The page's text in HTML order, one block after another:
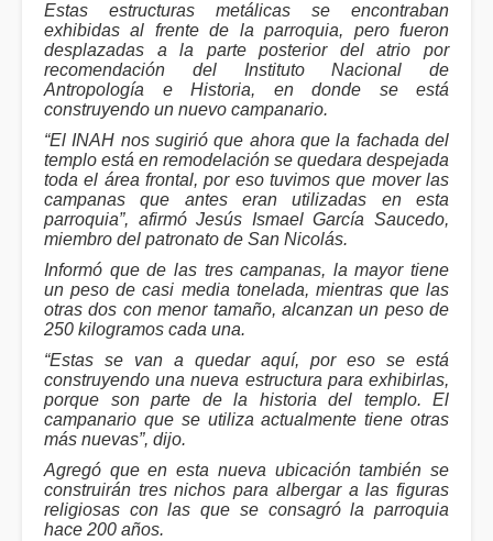
Estas estructuras metálicas se encontraban
exhibidas al frente de la parroquia, pero fueron
desplazadas a la parte posterior del atrio por
recomendación del Instituto Nacional de
Antropología e Historia, en donde se está
construyendo un nuevo campanario.
“El INAH nos sugirió que ahora que la fachada del
templo está en remodelación se quedara despejada
toda el área frontal, por eso tuvimos que mover las
campanas que antes eran utilizadas en esta
parroquia”, afirmó Jesús Ismael García Saucedo,
miembro del patronato de San Nicolás.
Informó que de las tres campanas, la mayor tiene
un peso de casi media tonelada, mientras que las
otras dos con menor tamaño, alcanzan un peso de
250 kilogramos cada una.
“Estas se van a quedar aquí, por eso se está
construyendo una nueva estructura para exhibirlas,
porque son parte de la historia del templo. El
campanario que se utiliza actualmente tiene otras
más nuevas”, dijo.
Agregó que en esta nueva ubicación también se
construirán tres nichos para albergar a las figuras
religiosas con las que se consagró la parroquia
hace 200 años.